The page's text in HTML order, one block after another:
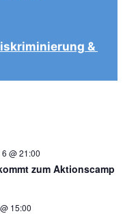
&
@ 21:00
zum Aktionscamp
15:00